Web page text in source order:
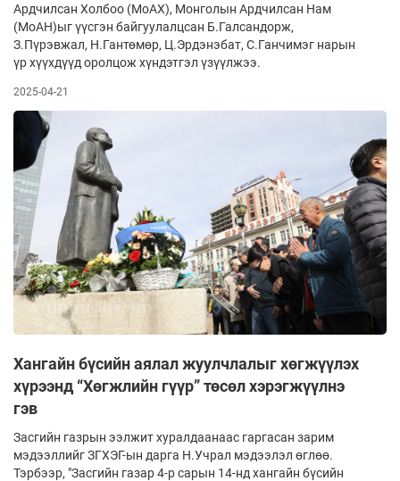
Ардчилсан Холбоо (МоАХ), Монголын Ардчилсан Нам
(МоАН)ыг үүсгэн байгуулалцсан Б.Галсандорж,
З.Пүрэвжал, Н.Гантөмөр, Ц.Эрдэнэбат, С.Ганчимэг нарын
үр хүүхдүүд оролцож хүндэтгэл үзүүлжээ.
2025-04-21
Хангайн бүсийн аялал жуулчлалыг хөгжүүлэх
хүрээнд “Хөгжлийн гүүр” төсөл хэрэгжүүлнэ
гэв
Засгийн газрын ээлжит хуралдаанаас гаргасан зарим
мэдээллийг ЗГХЭГ-ын дарга Н.Учрал мэдээлэл өглөө.
Тэрбээр, "Засгийн газар 4-р сарын 14-нд хангайн бүсийн